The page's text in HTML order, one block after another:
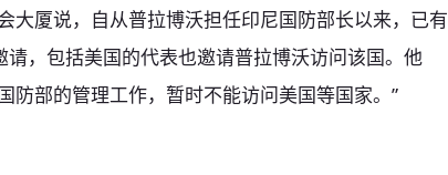
厦说，自从普拉博沃担任印尼国防部长以来，已有
，包括美国的代表也邀请普拉博沃访问该国。他
防部的管理工作，暂时不能访问美国等国家。”